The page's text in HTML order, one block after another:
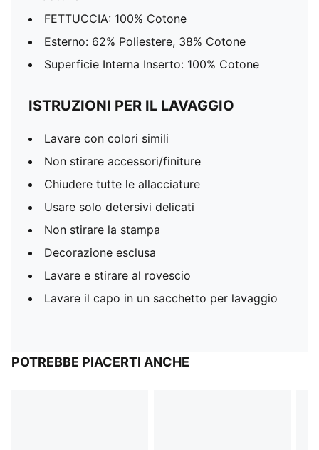
FETTUCCIA: 100% Cotone
Esterno: 62% Poliestere, 38% Cotone
Superficie Interna Inserto: 100% Cotone
ISTRUZIONI PER IL LAVAGGIO
Lavare con colori simili
Non stirare accessori/finiture
Chiudere tutte le allacciature
Usare solo detersivi delicati
Non stirare la stampa
Decorazione esclusa
Lavare e stirare al rovescio
Lavare il capo in un sacchetto per lavaggio
POTREBBE PIACERTI ANCHE